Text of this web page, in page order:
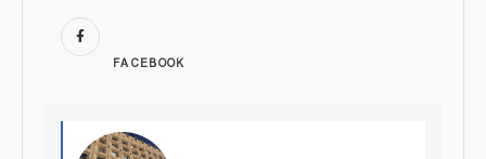
FACEBOOK